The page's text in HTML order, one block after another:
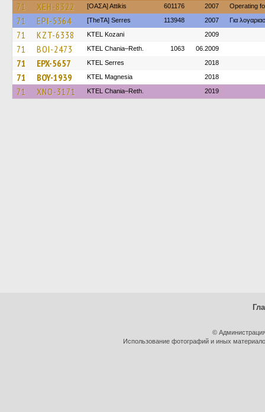
71 XEH-8322 [ΟΑΣΑ] Αttikis 601176 2007 Operating
71 EPI-5364 [TheTA] Serres 113948 2007 Για
71 KZT-6338 ΚΤΕL Kozani 2009
71 BOI-2473 KTEL Chania–Reth. 1063 06.2009
71 EPX-5657 KTEL Serres 2018
71 BOY-1939 ΚΤΕL Magnesia 2018
71 XNO-3171 KTEL Chania–Reth. 2019
©
Использование фотографий и иных